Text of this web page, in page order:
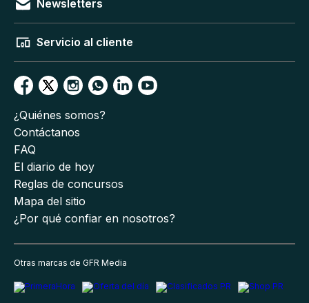
Newsletters
Servicio al cliente
¿Quiénes somos?
Contáctanos
FAQ
El diario de hoy
Reglas de concursos
Mapa del sitio
¿Por qué confiar en nosotros?
Otras marcas de GFR Media